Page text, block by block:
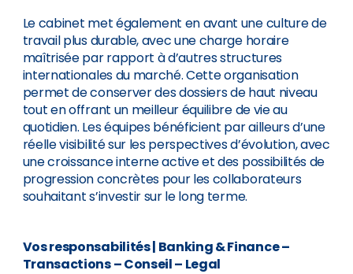
Le cabinet met également en avant une culture de
travail plus durable, avec une charge horaire
maîtrisée par rapport à d’autres structures
internationales du marché. Cette organisation
permet de conserver des dossiers de haut niveau
tout en offrant un meilleur équilibre de vie au
quotidien. Les équipes bénéficient par ailleurs d’une
réelle visibilité sur les perspectives d’évolution, avec
une croissance interne active et des possibilités de
progression concrètes pour les collaborateurs
souhaitant s’investir sur le long terme.
Vos responsabilités| Banking & Finance –
Transactions – Conseil – Legal